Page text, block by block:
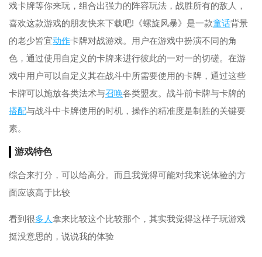
戏卡牌等你来玩，组合出强力的阵容玩法，战胜所有的敌人，
喜欢这款游戏的朋友快来下载吧!《螺旋风暴》是一款童话背景
的老少皆宜动作卡牌对战游戏。用户在游戏中扮演不同的角
色，通过使用自定义的卡牌来进行彼此的一对一的切磋。在游
戏中用户可以自定义其在战斗中所需要使用的卡牌，通过这些
卡牌可以施放各类法术与召唤各类盟友。战斗前卡牌与卡牌的
搭配与战斗中卡牌使用的时机，操作的精准度是制胜的关键要
素。
游戏特色
综合来打分，可以给高分。而且我觉得可能对我来说体验的方
面应该高于比较
看到很多人拿来比较这个比较那个，其实我觉得这样子玩游戏
挺没意思的，说说我的体验